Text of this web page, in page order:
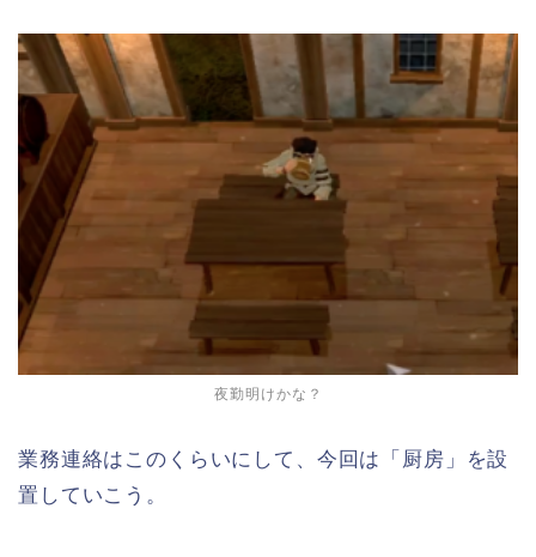
夜勤明けかな？
業務連絡はこのくらいにして、今回は「厨房」を設
置していこう。